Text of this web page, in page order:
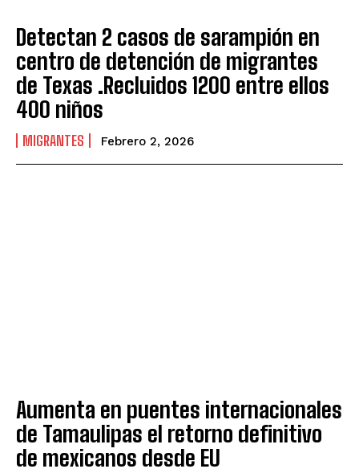
Detectan 2 casos de sarampión en
centro de detención de migrantes
de Texas .Recluidos 1200 entre ellos
400 niños
MIGRANTES Febrero 2, 2026
Aumenta en puentes internacionales
de Tamaulipas el retorno definitivo
de mexicanos desde EU